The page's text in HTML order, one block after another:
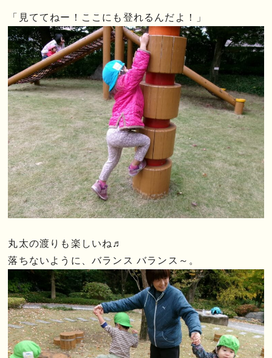
「見ててねー！ここにも登れるんだよ！」
丸太の渡りも楽しいね♬
落ちないように、バランス バランス～。